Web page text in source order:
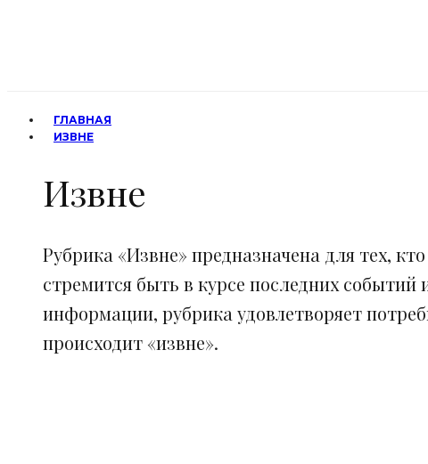
ГЛАВНАЯ
ИЗВНЕ
Извне
Рубрика «Извне» предназначена для тех,
стремится быть в курсе последних
информации, рубрика удовлетворяет
происходит «извне».